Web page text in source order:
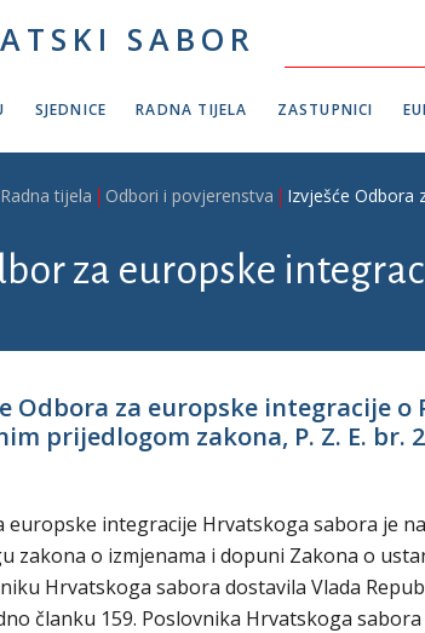
SABOR
SJEDNICE RADNA TIJELA ZASTUPNICI
Radna tijela Odbori i povjerenstva Izvješće Odbora
za europske
Odbora za europske integracije
prijedlogom zakona, P. Z. E. br.
europske integracije Hrvatskoga sabora je
zakona o izmjenama i dopuni Zakona o
Hrvatskoga sabora dostavila Vlada
članku 159. Poslovnika Hrvatskoga